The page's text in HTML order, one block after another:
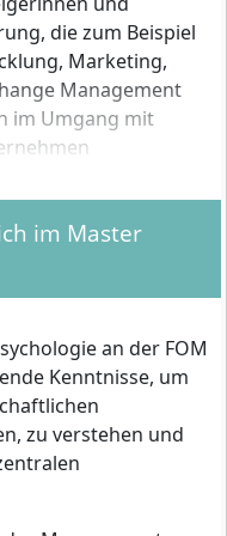
die zum Beispiel
Marketing,
Management
im Umgang mit
gelten
der FOM
Magister oder
sind
40 ECTS-
im Master
an der FOM
Kenntnisse, um
zu verstehen und